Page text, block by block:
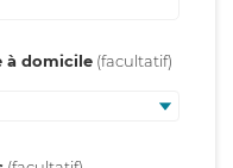
à domicile